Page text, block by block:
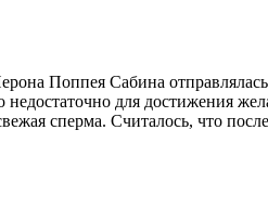
Поппея Сабина
недостаточно для достижения
сперма. Считалось, что